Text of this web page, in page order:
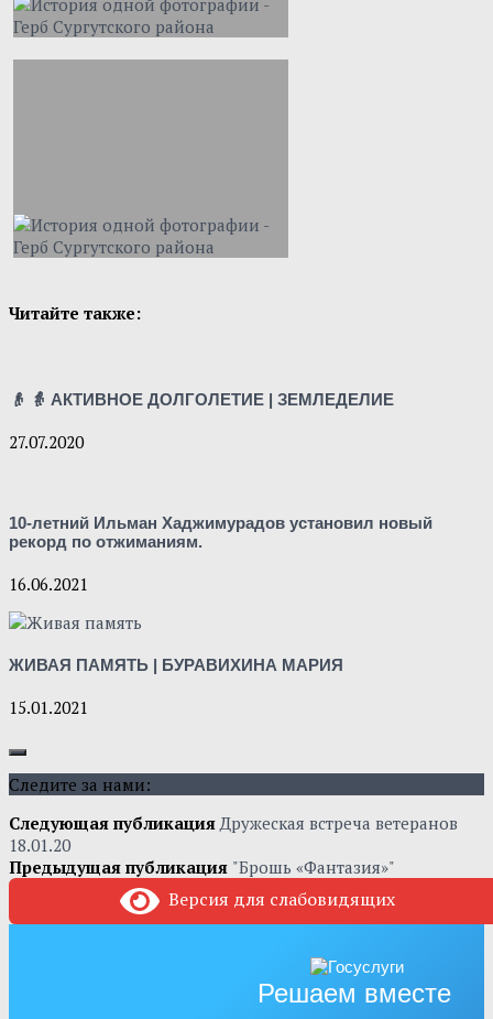
Читайте также:
👴 👵 АКТИВНОЕ ДОЛГОЛЕТИЕ | ЗЕМЛЕДЕЛИЕ
27.07.2020
10-летний Ильман Хаджимурадов установил новый
рекорд по отжиманиям.
16.06.2021
ЖИВАЯ ПАМЯТЬ | БУРАВИХИНА МАРИЯ
15.01.2021
Следите за нами:
Следующая публикацияДружеская встреча ветеранов
18.01.20
Предыдущая публикация "Брошь «Фантазия»"
Версия для слабовидящих
Решаем вместе